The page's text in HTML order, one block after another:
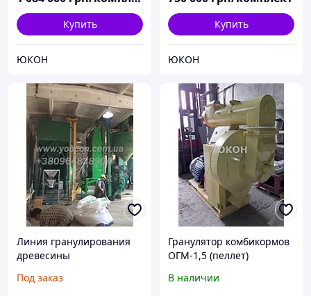
Купить
ЮКОН
Купить
ЮКОН
Линия гранулирования
древесины
Под заказ
Гранулятор комбикормов
ОГМ-1,5 (пеллет)
В наличии